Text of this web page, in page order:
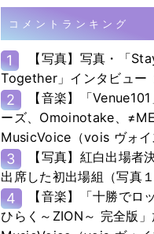
コメントランキング
1
【写真】写真・「
Together」インタビュー
2
【音楽】「
ーズ、Omoinotake、≠ME
MusicVoice（vois ヴォイ
3
【写真】紅白出場者
出席した初出場組（写真１
4
【音楽】「十勝でロ
ひらく～ZION～ 完全版」